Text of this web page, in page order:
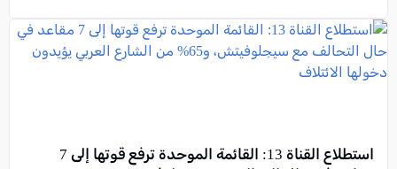
استطلاع القناة 13: القائمة الموحدة ترفع قوتها إلى 7